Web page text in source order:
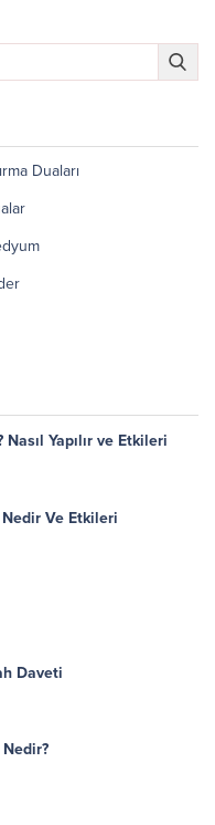
Duaları
Yapılır ve Etkileri
Ve Etkileri
Daveti
Nedir?